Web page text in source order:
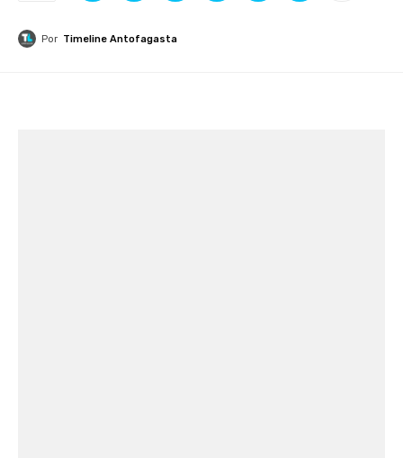
Por Timeline Antofagasta